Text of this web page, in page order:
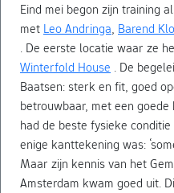
Eind mei begon zijn training
met Leo Andringa, Barend
. De eerste locatie waar ze
Winterfold House . De
Baatsen: sterk en fit, goed
betrouwbaar, met een
had de beste fysieke
enige kanttekening was:
Maar zijn kennis van het
Amsterdam kwam goed uit.